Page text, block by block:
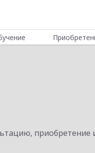
приобретение